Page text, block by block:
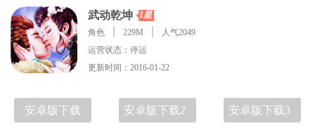
武动乾坤
1星
角色
229M
人气2049
运营状态：停运
更新时间：2016-01-22
安卓版下载 安卓版下载2 安卓版下载3